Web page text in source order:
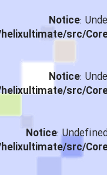
Notice:
src/
Notice:
src/
Notice:
src/